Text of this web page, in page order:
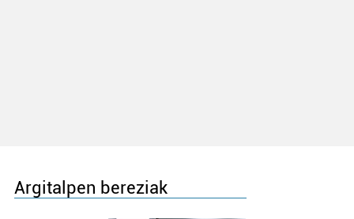
Argitalpen bereziak